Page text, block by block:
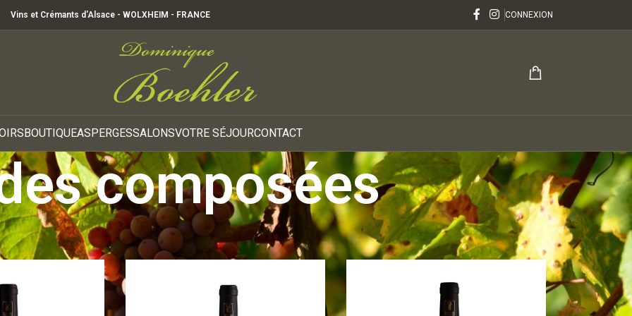
Vins et Crémants d'Alsace - WOLXHEIM - FRANCE CONNEXION
BOUTIQUEASPERGESSALONSVOTRE SÉJOURCONTACT
composées
“Salades composées” Voir 24 36